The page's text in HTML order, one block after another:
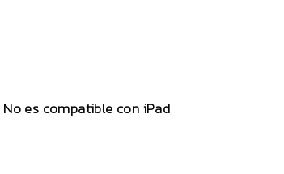
No es compatible con iPad